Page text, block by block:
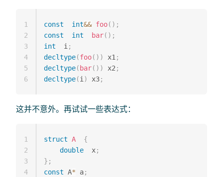
const int&& foo( ) ;
const
int bar( ) ;
int
  i
;
decltype(foo( ) ) x1;
decltype( bar( ) ) x2;
decltype(i) x3;
1
2
3
4
5
6
这并不意外。再试试一些表达式：
struct A
{
double
  x
;
} ;
const A* a;
1
2
3
4